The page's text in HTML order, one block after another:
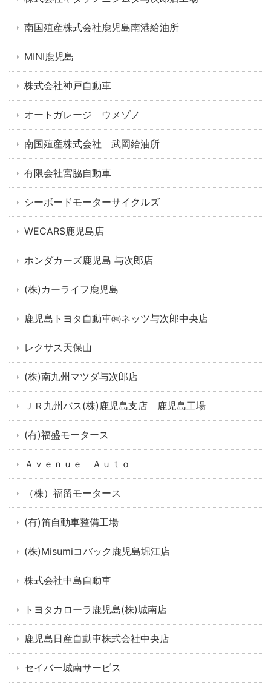
南国殖産株式会社鹿児島南港給油所
MINI鹿児島
株式会社神戸自動車
オートガレージ ウメゾノ
南国殖産株式会社 武岡給油所
有限会社宮脇自動車
シーボードモーターサイクルズ
WECARS鹿児島店
ホンダカーズ鹿児島 与次郎店
(株)カーライフ鹿児島
鹿児島トヨタ自動車㈱ネッツ与次郎中央店
レクサス天保山
(株)南九州マツダ与次郎店
ＪＲ九州バス(株)鹿児島支店 鹿児島工場
(有)福盛モータース
Ａｖｅｎｕｅ Ａｕｔｏ
（株）福留モータース
(有)笛自動車整備工場
(株)Misumiコバック鹿児島堀江店
株式会社中島自動車
トヨタカローラ鹿児島(株)城南店
鹿児島日産自動車株式会社中央店
セイバー城南サービス